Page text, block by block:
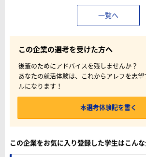
一覧へ
この企業の選考を受けた方へ
後輩のためにアドバイスを残しませんか？
あなたの就活体験は、これからアレフを志
ルになります！
本選考体験記を書く
この企業をお気に入り登録した学生はこん